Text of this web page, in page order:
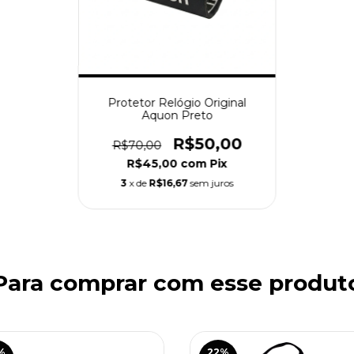
Protetor Relógio Original
Aquon Preto
R$70,00 R$50,00
R$45,00 com Pix
3 x de R$16,67 sem juros
comprar com esse